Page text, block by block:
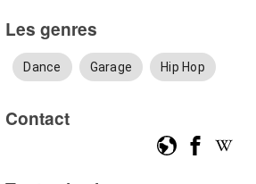
Les genres
Dance Garage Hip Hop
Contact